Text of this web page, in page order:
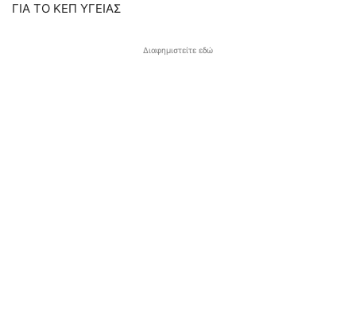
ΓΙΑ ΤΟ ΚΕΠ ΥΓΕΙΑΣ
Διαφημιστείτε εδώ